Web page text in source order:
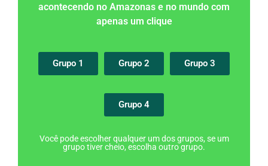
acontecendo no Amazonas e no mundo com
apenas um clique
Grupo 1 Grupo 2 Grupo 3
Grupo 4
Você pode escolher qualquer um dos grupos, se um
grupo tiver cheio, escolha outro grupo.